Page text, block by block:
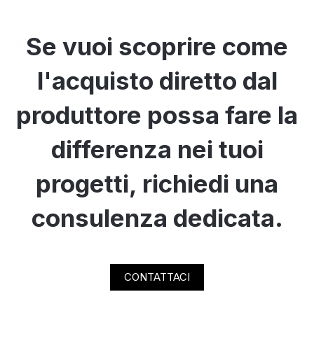
Se vuoi scoprire come
l'acquisto diretto dal
produttore possa fare la
differenza nei tuoi
progetti, richiedi una
consulenza dedicata.
CONTATTACI